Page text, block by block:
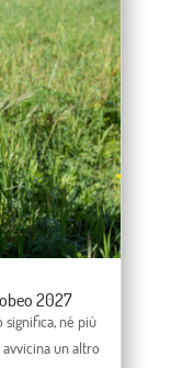
2027
significa, né più
un altro